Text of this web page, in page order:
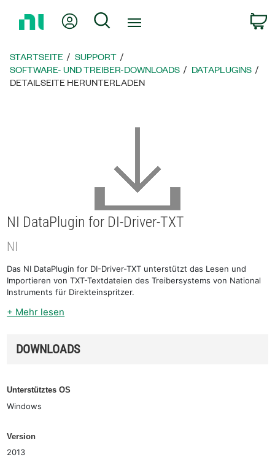
zur
Mein KontoSuche
STARTSEITE
SUPPORT
SOFTWARE- UND TREIBER-DOWNLOADS
DATAPLUGINS
DETAILSEITE HERUNTERLADEN
NI DataPlugin for DI-Driver-TXT
NI
Das NI DataPlugin for DI-Driver-TXT unterstützt das Lesen und
Importieren von TXT-Textdateien des Treibersystems von National
Instruments für Direkteinspritzer.
+ Mehr lesen
DOWNLOADS
Unterstütztes OS
Windows
Version
2013